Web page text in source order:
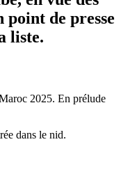
de presse
liste.
2025. En prélude
dans le nid.